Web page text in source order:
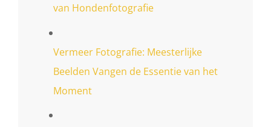
van Hondenfotografie
Vermeer Fotografie: Meesterlijke
Beelden Vangen de Essentie van het
Moment